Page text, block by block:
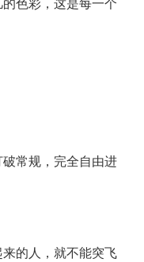
常规，完全自由进
的人，就不能突飞